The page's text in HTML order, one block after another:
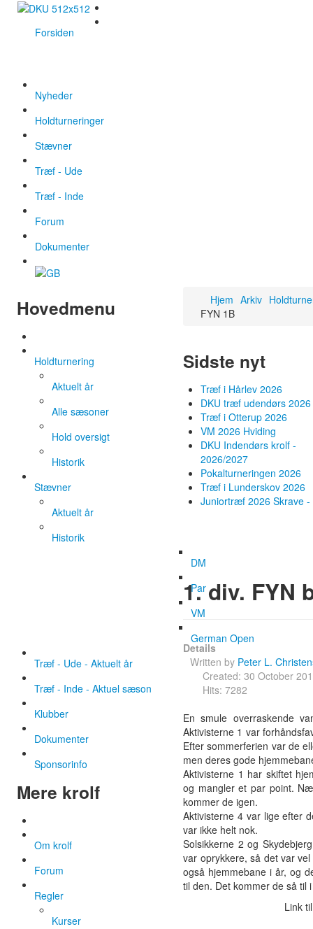
Forsiden
Nyheder
Holdturneringer
Stævner
Træf - Ude
Træf - Inde
Forum
Dokumenter
Hjem Arkiv
FYN 1B
Sidste nyt
Træf i Hårlev 2026
DKU træf udendørs 2026
Træf i Otterup 2026
VM 2026 Hviding
DKU Indendørs krolf -
2026/2027
Pokalturneringen 2026
Træf i Lunderskov 2026
Juniortræf 2026 Skrave -
1. div. FYN
Details
Written by Peter L.
Created: 30 October
Hits: 7282
En smule overraskende
Aktivisterne 1 var
Efter sommerferien var de
men deres gode
Aktivisterne 1 har skiftet
og mangler et par point.
kommer de igen.
Aktivisterne 4 var lige efter
var ikke helt nok.
Solsikkerne 2 og
var oprykkere, så det var
også hjemmebane i år, og
til den. Det kommer de så til
Link
Hovedmenu
Holdturnering
Aktuelt år
Alle sæsoner
Hold oversigt
Historik
Stævner
Aktuelt år
Historik
DM
Par
VM
German Open
Træf - Ude - Aktuelt år
Træf - Inde - Aktuel sæson
Klubber
Dokumenter
Sponsorinfo
Mere krolf
Om krolf
Forum
Regler
Kurser